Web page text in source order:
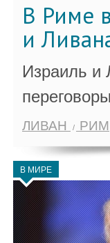
В Риме
и
Израиль и
ЛИВАН РИМ
В МИРЕ